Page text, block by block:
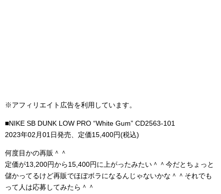
※アフィリエイト広告を利用しています。
■NIKE SB DUNK LOW PRO “White Gum” CD2563-101
2023年02月01日発売、定価15,400円(税込)
何度目かの再販＾＾
定価が13,200円から15,400円に上がったみたい＾＾今だとちょっと
儲かってるけど再販でほぼボラになるんじゃないかな＾＾それでも
って人は応募してみたら＾＾